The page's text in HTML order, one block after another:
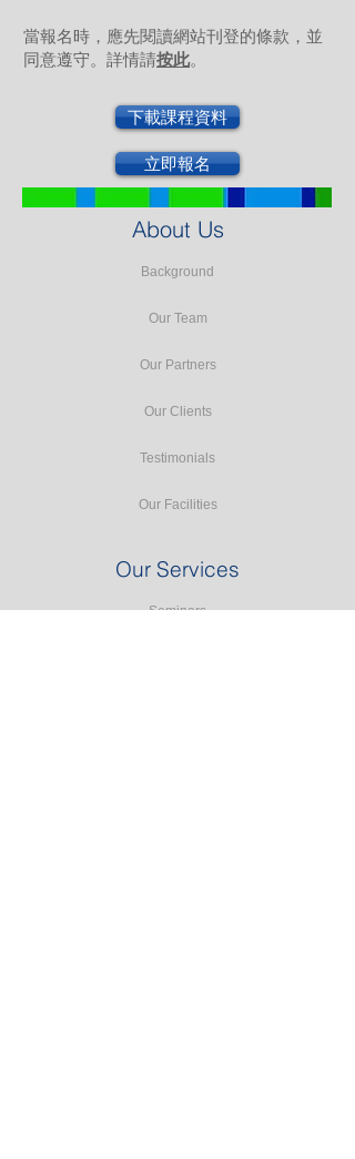
當報名時，應先閱讀網站刊登的條款，並
同意遵守。詳情請按此。
下載課程資料
立即報名
About Us
Background
Our Team
Our Partners
Our Clients
Testimonials
Our Facilities
Our Services
Seminars